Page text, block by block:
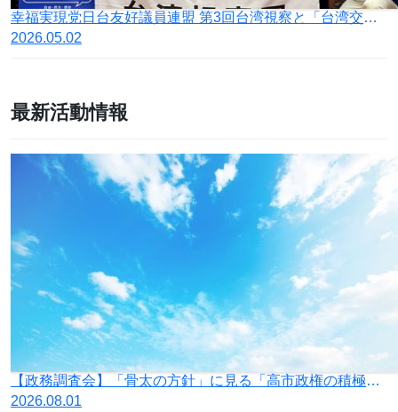
幸福実現党日台友好議員連盟 第3回台湾視察と「台湾交流発展法（日本版 台湾旅行法）試案」発表記者会見報告
2026.05.02
最新活動情報
【政務調査会】「骨太の方針」に見る「高市政権の積極財政」の落とし穴
2026.08.01